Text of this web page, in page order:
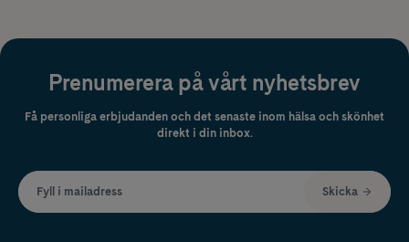
Prenumerera på vårt nyhetsbrev
Få personliga erbjudanden och det senaste inom hälsa och skönhet
direkt i din inbox.
Fyll i mailadress Skicka